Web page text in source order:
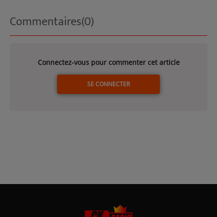
Commentaires(0)
Connectez-vous pour commenter cet article
SE CONNECTER